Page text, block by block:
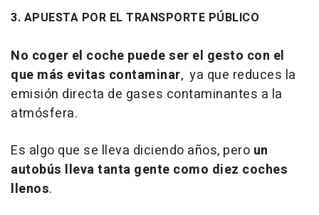
3. APUESTA POR EL TRANSPORTE PÚBLICO
No coger el coche puede ser el gesto con el
que más evitas contaminar, ya que reduces la
emisión directa de gases contaminantes a la
atmósfera.
Es algo que se lleva diciendo años, pero un
autobús lleva tanta gente como diez coches
llenos.